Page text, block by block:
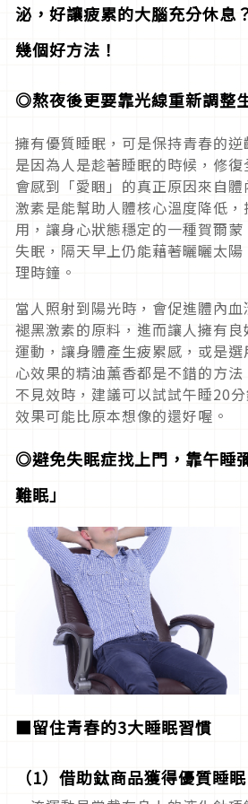
泌，好讓疲累的大腦充分休息
幾個好方法！
◎熬夜後更要靠光線重新調整
擁有優質睡眠，可是保持青春的逆
是因為人是趁著睡眠的時候，修
會感到「愛睏」的真正原因來自
激素是能幫助人體核心溫度降低
用，讓身心狀態穩定的一種賀爾
失眠，隔天早上仍能藉著曬曬太
理時鐘。
當人照射到陽光時，會促進體內
褪黑激素的原料，進而讓人擁有
運動，讓身體產生疲累感，或是
心效果的精油薰香都是不錯的方
不見效時，建議可以試試午睡20
效果可能比原本想像的還好喔。
◎避免失眠症找上門，靠午睡
難眠」
■留住青春的3大睡眠習慣
（1）借助鈦商品獲得優質睡眠